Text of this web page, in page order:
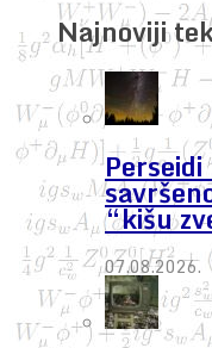
Najnoviji
“kišu
07.08.2026.